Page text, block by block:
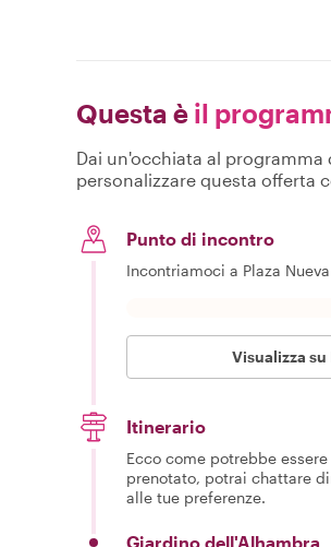
Questa è il
Dai un'occhiata al
personalizzare questa offerta
Punto di incontro
Incontriamoci a Plaza
Visualizza su
Itinerario
Ecco come potrebbe
prenotato, potrai chattare
alle tue preferenze.
Giardino dell'Alhambra